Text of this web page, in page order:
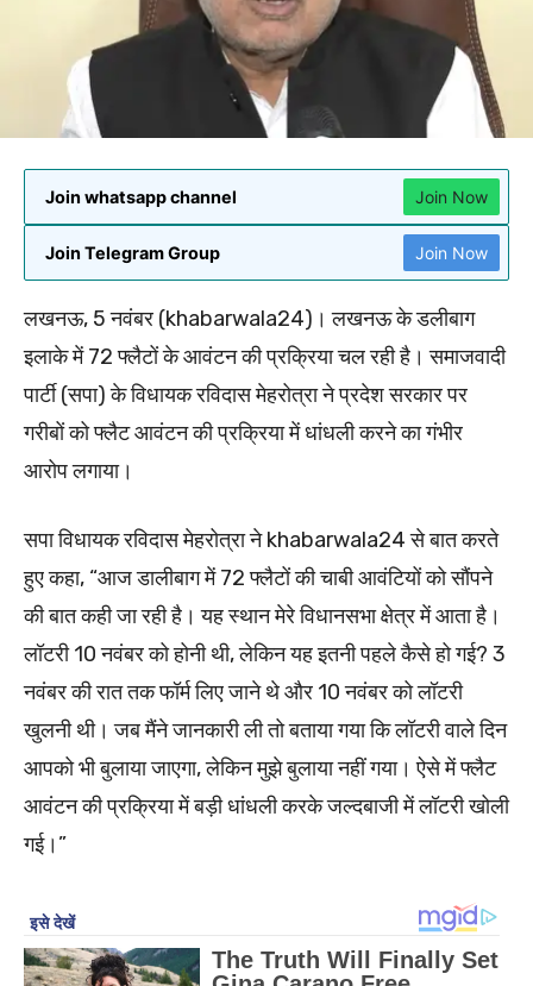
Join whatsapp channel Join Now
Join Telegram Group Join Now
लखनऊ, 5 नवंबर (khabarwala24)। लखनऊ के डलीबाग
इलाके में 72 फ्लैटों के आवंटन की प्रक्रिया चल रही है। समाजवादी
पार्टी (सपा) के विधायक रविदास मेहरोत्रा ने प्रदेश सरकार पर
गरीबों को फ्लैट आवंटन की प्रक्रिया में धांधली करने का गंभीर
आरोप लगाया।
सपा विधायक रविदास मेहरोत्रा ने khabarwala24 से बात करते
हुए कहा, “आज डालीबाग में 72 फ्लैटों की चाबी आवंटियों को सौंपने
की बात कही जा रही है। यह स्थान मेरे विधानसभा क्षेत्र में आता है।
लॉटरी 10 नवंबर को होनी थी, लेकिन यह इतनी पहले कैसे हो गई? 3
नवंबर की रात तक फॉर्म लिए जाने थे और 10 नवंबर को लॉटरी
खुलनी थी। जब मैंने जानकारी ली तो बताया गया कि लॉटरी वाले दिन
आपको भी बुलाया जाएगा, लेकिन मुझे बुलाया नहीं गया। ऐसे में फ्लैट
आवंटन की प्रक्रिया में बड़ी धांधली करके जल्दबाजी में लॉटरी खोली
गई।”